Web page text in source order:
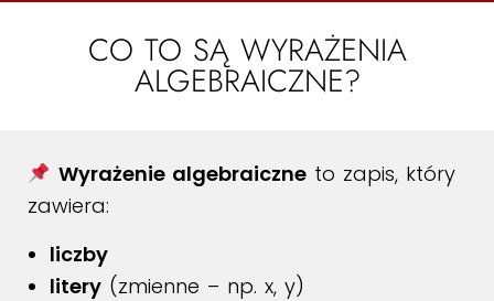
CO TO SĄ WYRAŻENIA
ALGEBRAICZNE?
Wyrażenie algebraiczneto zapis, który
zawiera:
liczby
litery (zmienne – np. x, y)